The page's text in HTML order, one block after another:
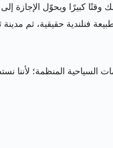
وقتًا كبيرًا ويحوّل الإجازة
فنلندية حقيقية، ثم مدينة
السياحية المنظمة؛ لأننا